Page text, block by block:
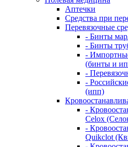
Аптечки
Средства при
Перевязочные
- Бинты
- Бинты
-
(бинты и
-
-
(ипп)
-
Celox
-
Quikclot